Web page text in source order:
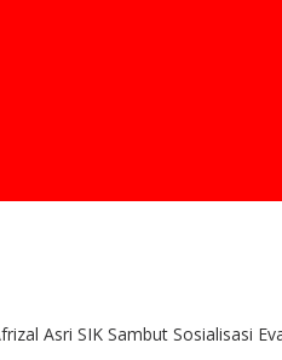
Asri SIK Sambut Sosialisasi